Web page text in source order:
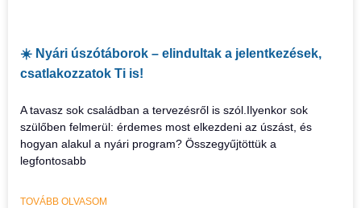
☀️ Nyári úszótáborok – elindultak a jelentkezések,
csatlakozzatok Ti is!
A tavasz sok családban a tervezésről is szól.Ilyenkor sok
szülőben felmerül: érdemes most elkezdeni az úszást, és
hogyan alakul a nyári program? Összegyűjtöttük a
legfontosabb
TOVÁBB OLVASOM